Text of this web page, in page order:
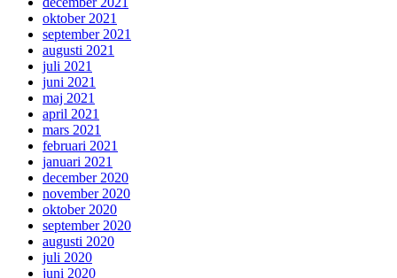
oktober 2021
september 2021
augusti 2021
juli 2021
juni 2021
maj 2021
april 2021
mars 2021
februari 2021
januari 2021
december 2020
november 2020
oktober 2020
september 2020
augusti 2020
juli 2020
juni 2020